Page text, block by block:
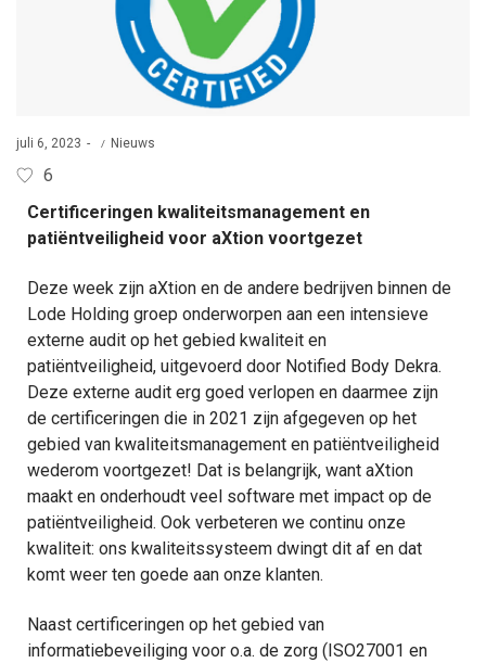
juli 6, 2023 Nieuws
6
Certificeringen kwaliteitsmanagement en
patiëntveiligheid voor aXtion voortgezet
Deze week zijn aXtion en de andere bedrijven binnen de
Lode Holding groep onderworpen aan een intensieve
externe audit op het gebied kwaliteit en
patiëntveiligheid, uitgevoerd door Notified Body Dekra.
Deze externe audit erg goed verlopen en daarmee zijn
de certificeringen die in 2021 zijn afgegeven op het
gebied van kwaliteitsmanagement en patiëntveiligheid
wederom voortgezet! Dat is belangrijk, want aXtion
maakt en onderhoudt veel software met impact op de
patiëntveiligheid. Ook verbeteren we continu onze
kwaliteit: ons kwaliteitssysteem dwingt dit af en dat
komt weer ten goede aan onze klanten.
Naast certificeringen op het gebied van
informatiebeveiliging voor o.a. de zorg (ISO27001 en